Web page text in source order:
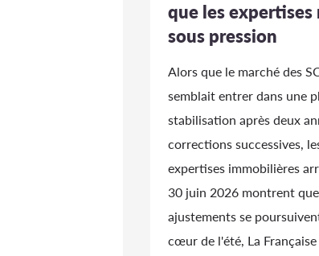
que les expertises
sous pression
Alors que le marché des
semblait entrer dans une
stabilisation après deux
corrections successives,
expertises immobilières
30 juin 2026 montrent
ajustements se
cœur de l'été, La Française